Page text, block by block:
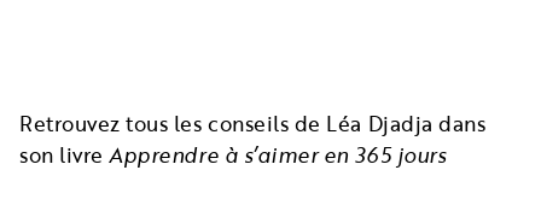
Retrouvez tous les conseils de Léa Djadja dans
son livreApprendre à s’aimer en 365 jours